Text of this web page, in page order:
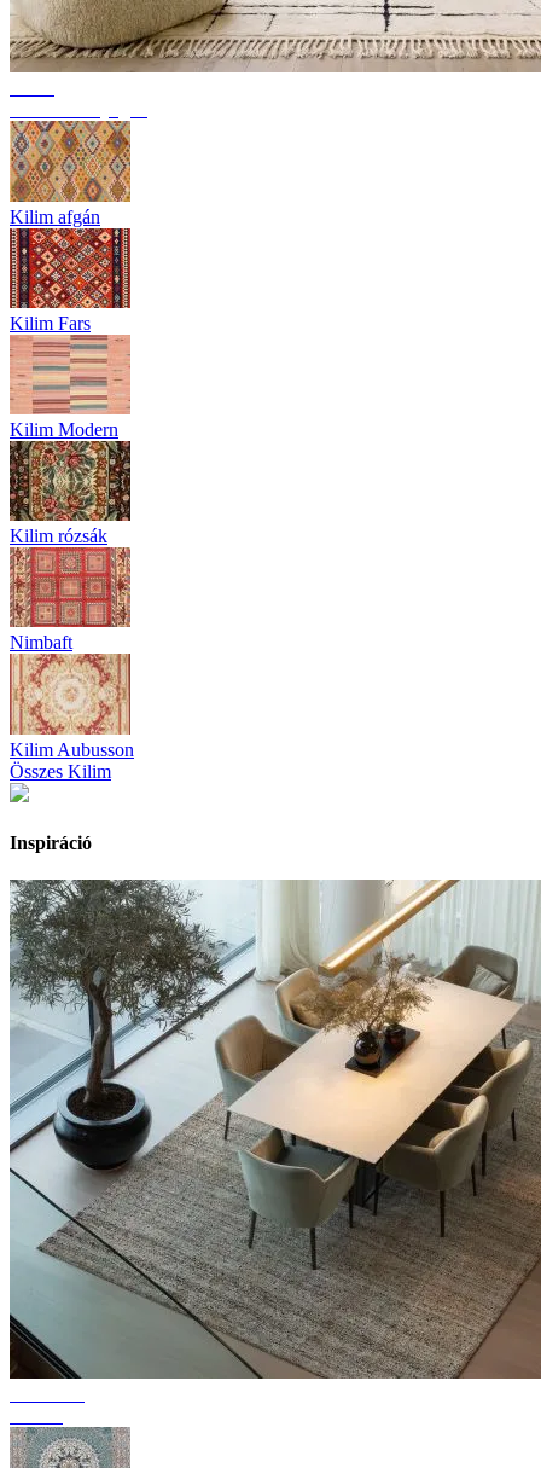
Kilim afgán
Kilim Fars
Kilim Modern
Kilim rózsák
Nimbaft
Kilim Aubusson
Összes Kilim
Inspiráció